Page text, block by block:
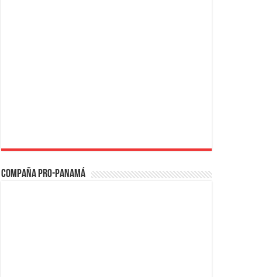
Compaña PRO-Panamá